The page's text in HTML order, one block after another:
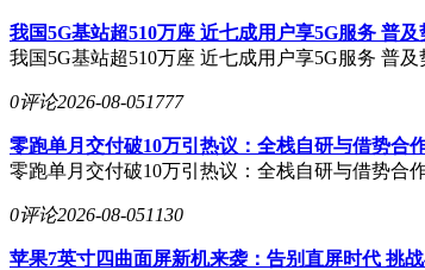
我国5G基站超510万座 近七成用户享5G服务 普及
我国5G基站超510万座 近七成用户享5G服务 普及
0评论2026-08-051777
零跑单月交付破10万引热议：全栈自研与借势合
零跑单月交付破10万引热议：全栈自研与借势合
0评论2026-08-051130
苹果7英寸四曲面屏新机来袭：告别直屏时代 挑